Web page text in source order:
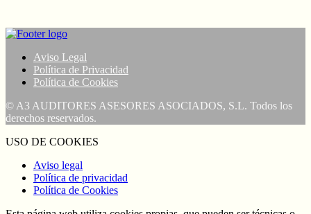
Aviso Legal
Política de Privacidad
Política de Cookies
© A3 AUDITORES ASESORES ASOCIADOS, S.L. Todos los
derechos reservados.
USO DE COOKIES
Aviso legal
Política de privacidad
Política de Cookies